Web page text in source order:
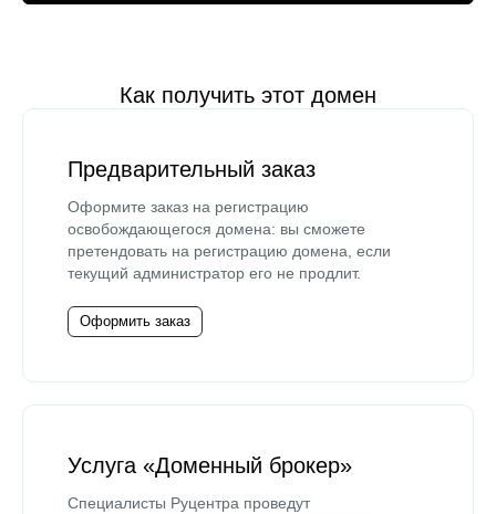
Как получить этот домен
Предварительный заказ
Оформите заказ на регистрацию
освобождающегося домена: вы сможете
претендовать на регистрацию домена, если
текущий администратор его не продлит.
Оформить заказ
Услуга «Доменный брокер»
Специалисты Руцентра проведут